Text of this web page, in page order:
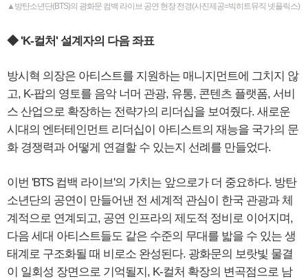
▲방탄소년단(BTS)의 광화문 컴백 라이브 공연 현장 전경(사진제공=빅히트뮤직 넷플릭스)
◆ 'K-컬처' 설계자의 다음 좌표
방시혁 의장은 아티스트를 지원하는 매니지먼트에 그치지 않
고, K-팝의 영토를 음악 너머 관광, 유통, 콘텐츠 플랫폼, 서비
스 산업으로 확장하는 전략가의 리더십을 보여줬다. 새로운
시대의 엔터테인먼트 리더십이 아티스트의 재능을 국가의 문
화 경쟁력과 어떻게 연결할 수 있는지 선례를 만들었다.
이번 'BTS 컴백 라이브'의 가치는 앞으로가 더 중요하다. 방탄
소년단의 공연이 만들어낸 전 세계적 관심이 한국 관광과 체
계적으로 연계되고, 공연 인프라의 제도적 정비로 이어지며,
다음 세대 아티스트들도 같은 수준의 무대를 밟을 수 있는 생
태계로 구조화될 때 비로소 완성된다. 광화문의 보랏빛 물결
이 일회성 장면으로 기억될지, K-컬처 확장의 변곡점으로 남